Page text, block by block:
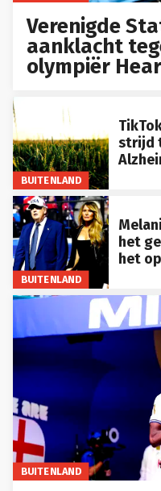
Verenigde
aanklacht
olympiër
BUITENLAND
strijd
BUITENLAND
het
het
BUITENLAND